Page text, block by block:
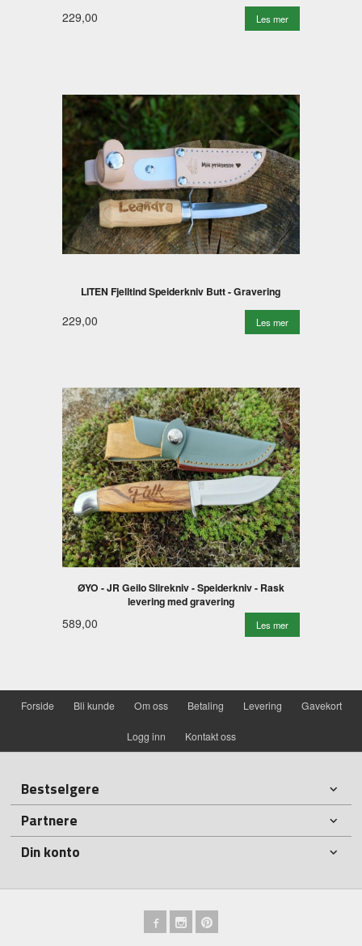
229,00 Les mer
LITEN Fjelltind Speiderkniv Butt - Gravering
229,00 Les mer
ØYO - JR Geilo Slirekniv - Speiderkniv - Rask
levering med gravering
589,00 Les mer
Forside Bli kunde Om oss Betaling Levering Gavekort
Logg inn Kontakt oss
Bestselgere
Partnere
Din konto